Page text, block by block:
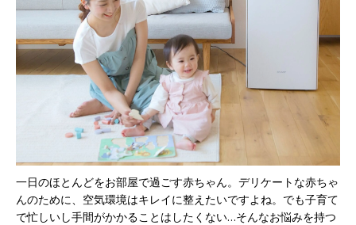
一日のほとんどをお部屋で過ごす赤ちゃん。デリケートな赤ちゃ
んのために、空気環境はキレイに整えたいですよね。でも子育て
で忙しいし手間がかかることはしたくない…そんなお悩みを持つ